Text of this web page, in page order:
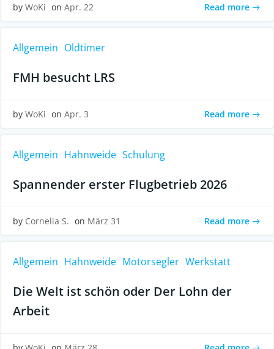
by WoKi on Apr. 22 Read more
Allgemein Oldtimer
FMH besucht LRS
by WoKi on Apr. 3 Read more
Allgemein Hahnweide Schulung
Spannender erster Flugbetrieb 2026
by Cornelia S. on März 31 Read more
Allgemein Hahnweide Motorsegler Werkstatt
Die Welt ist schön oder Der Lohn der
Arbeit